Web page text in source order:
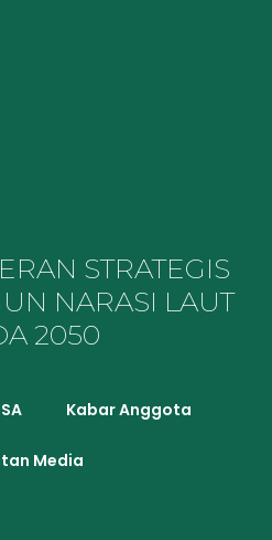
STRATEGIS
NARASI LAUT
2050
Kabar Anggota
Media